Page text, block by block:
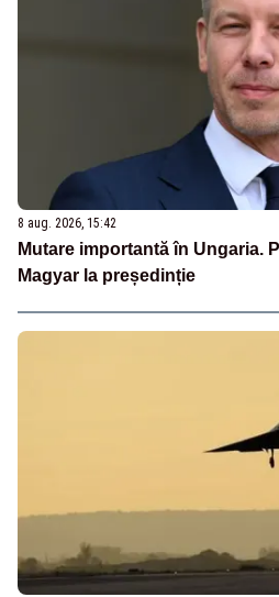
8 aug. 2026, 15:42
Mutare importantă în Ungaria.
Magyar la președinție